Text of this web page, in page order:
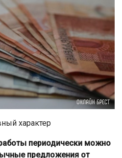
характер
периодически можно
предложения от